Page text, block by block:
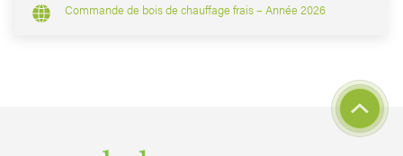
Commande de bois de chauffage frais – Année 2026